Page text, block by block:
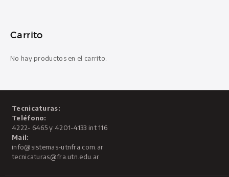
Carrito
No hay productos en el carrito.
Tecnicaturas:
Teléfono:
4222- 6465 y 4201-4133 int 116
Mail:
info@sistemas-utnfra.com.ar
tecnicaturas@fra.utn.edu.ar